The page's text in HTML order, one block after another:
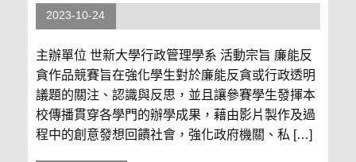
2023-10-24
主辦單位 世新大學行政管理學系 活動宗旨 廉能反
貪作品競賽旨在強化學生對於廉能反貪或行政透明
議題的關注、認識與反思，並且讓參賽學生發揮本
校傳播貫穿各學門的辦學成果，藉由影片製作及過
程中的創意發想回饋社會，強化政府機關、私 […]